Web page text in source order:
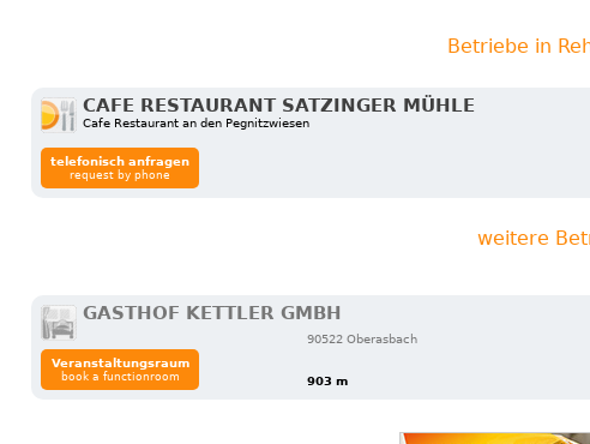
Betriebe in
CAFE RESTAURANT SATZINGER MÜHLE
Cafe Restaurant an den Pegnitzwiesen
telefonisch anfragen
request by phone
weitere
GASTHOF KETTLER GMBH
90522 Oberasbach
903 m
Veranstaltungsraum
book a functionroom